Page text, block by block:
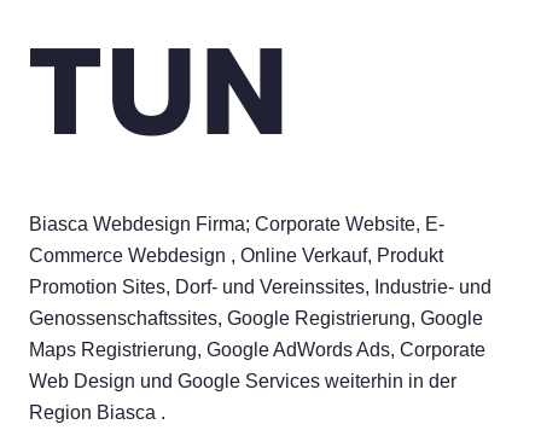
TUN
Biasca Webdesign Firma; Corporate Website, E-
Commerce Webdesign , Online Verkauf, Produkt
Promotion Sites, Dorf- und Vereinssites, Industrie- und
Genossenschaftssites, Google Registrierung, Google
Maps Registrierung, Google AdWords Ads, Corporate
Web Design und Google Services weiterhin in der
Region Biasca .